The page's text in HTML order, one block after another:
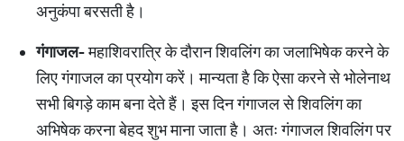
अनुकंपा बरसती है।
गंगाजल-महाशिवरात्रि के दौरान शिवलिंग का जलाभिषेक करने के
लिए गंगाजल का प्रयोग करें। मान्यता है कि ऐसा करने से भोलेनाथ
सभी बिगड़े काम बना देते हैं। इस दिन गंगाजल से शिवलिंग का
अभिषेक करना बेहद शुभ माना जाता है। अतः गंगाजल शिवलिंग पर